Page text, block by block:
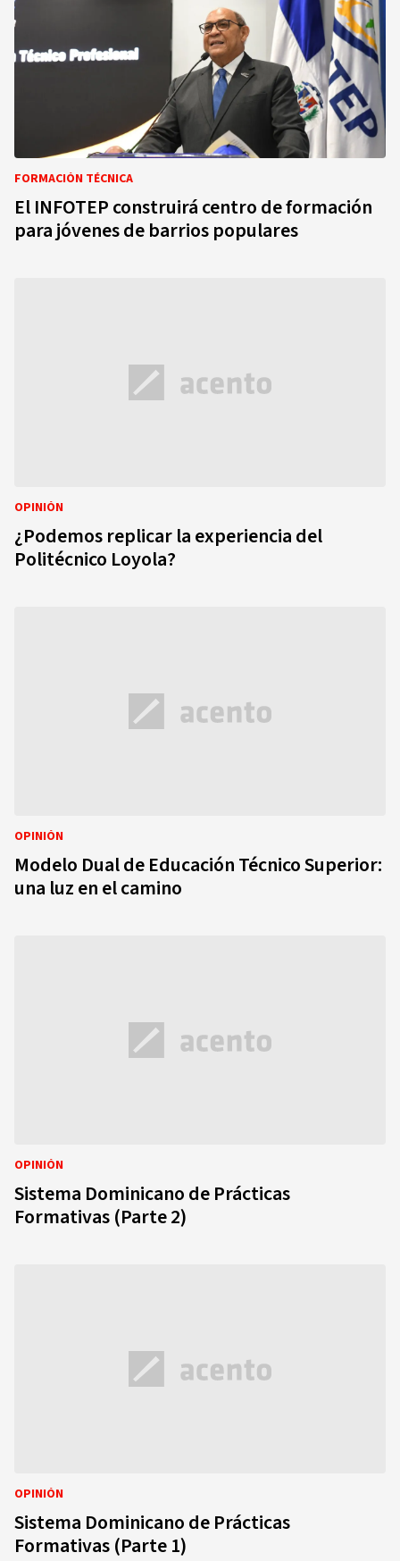
FORMACIÓN TÉCNICA
El INFOTEP construirá centro de formación
para jóvenes de barrios populares
OPINIÓN
¿Podemos replicar la experiencia del
Politécnico Loyola?
OPINIÓN
Modelo Dual de Educación Técnico Superior:
una luz en el camino
OPINIÓN
Sistema Dominicano de Prácticas
Formativas (Parte 2)
OPINIÓN
Sistema Dominicano de Prácticas
Formativas (Parte 1)